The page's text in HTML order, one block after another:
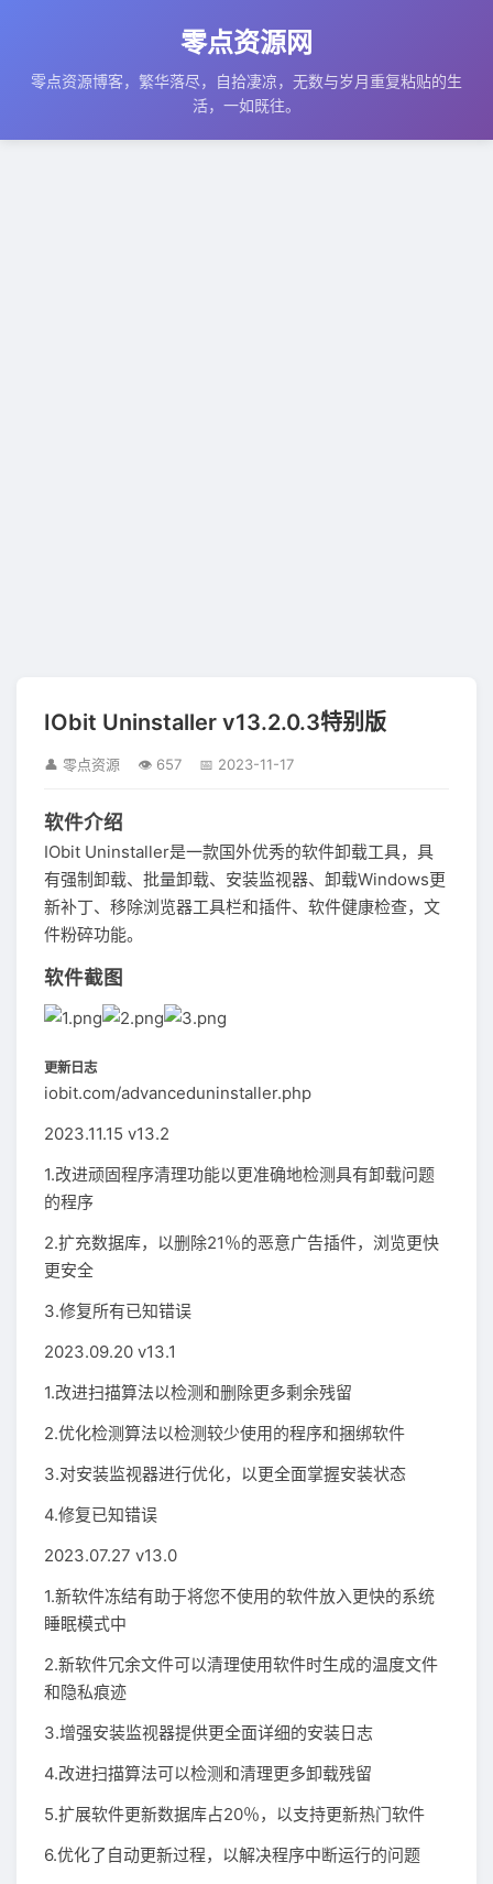
零点资源网
零点资源博客，繁华落尽，自拾凄凉，无数与岁月重复粘贴的生
活，一如既往。
IObit Uninstaller v13.2.0.3特别版
👤 零点资源 👁 657 📅 2023-11-17
软件介绍
IObit Uninstaller是一款国外优秀的软件卸载工具，具
有强制卸载、批量卸载、安装监视器、卸载Windows更
新补丁、移除浏览器工具栏和插件、软件健康检查，文
件粉碎功能。
软件截图
更新日志
iobit.com/advanceduninstaller.php
2023.11.15 v13.2
1.改进顽固程序清理功能以更准确地检测具有卸载问题
的程序
2.扩充数据库，以删除21％的恶意广告插件，浏览更快
更安全
3.修复所有已知错误
2023.09.20 v13.1
1.改进扫描算法以检测和删除更多剩余残留
2.优化检测算法以检测较少使用的程序和捆绑软件
3.对安装监视器进行优化，以更全面掌握安装状态
4.修复已知错误
2023.07.27 v13.0
1.新软件冻结有助于将您不使用的软件放入更快的系统
睡眠模式中
2.新软件冗余文件可以清理使用软件时生成的温度文件
和隐私痕迹
3.增强安装监视器提供更全面详细的安装日志
4.改进扫描算法可以检测和清理更多卸载残留
5.扩展软件更新数据库占20％，以支持更新热门软件
6.优化了自动更新过程，以解决程序中断运行的问题